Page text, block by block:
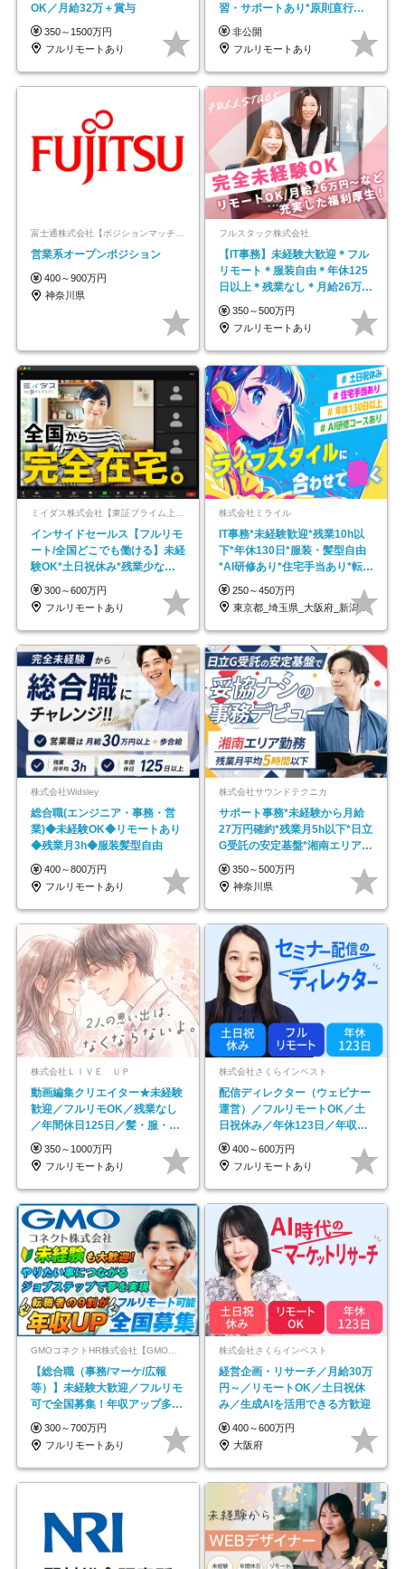
OK／月給32万＋賞与
350～1500万円
フルリモートあり
習・サポートあり*原則直行直
帰／全国募集・業務委託
非公開
フルリモートあり
富士通株式会社【ポジションマッチ登録】
営業系オープンポジション
400～900万円
神奈川県
フルスタック株式会社
【IT事務】未経験大歓迎＊フル
リモート＊服装自由＊年休125
日以上＊残業なし＊月給26万円
以上
350～500万円
フルリモートあり
インサイドセールス【フルリモ
ート/全国どこでも働ける】未経
験OK*土日祝休み*残業少なめ*
在宅勤務手当あり
300～600万円
フルリモートあり
株式会社ミライル
IT事務*未経験歓迎*残業10h以
下*年休130日*服装・髪型自由
*AI研修あり*住宅手当あり*転勤
なし
250～450万円
東京都_埼玉県_大阪府_新潟県_福岡県
株式会社Widsley
総合職(エンジニア・事務・営
業)◆未経験OK◆リモートあり
◆残業月3h◆服装髪型自由
400～800万円
フルリモートあり
株式会社サウンドテクニカ
サポート事務*未経験から月給
27万円確約*残業月5h以下*日立
G受託の安定基盤*湘南エリア勤
務
350～500万円
神奈川県
株式会社ＬＩＶＥ ＵＰ
動画編集クリエイター★未経験
歓迎／フルリモOK／残業なし
／年間休日125日／髪・服・ネ
イル自由／研修充実で安心
350～1000万円
フルリモートあり
株式会社さくらインベスト
配信ディレクター（ウェビナー
運営）／フルリモートOK／土
日祝休み／年休123日／年収
600万円可
400～600万円
フルリモートあり
GMOコネクトHR株式会社【GMOインターネットグループ】
【総合職（事務/マーケ/広報
等）】未経験大歓迎／フルリモ
可で全国募集！年収アップ多数
★年休最大130日★
300～700万円
フルリモートあり
株式会社さくらインベスト
経営企画・リサーチ／月給30万
円～／リモートOK／土日祝休
み／生成AIを活用できる方歓迎
400～600万円
大阪府